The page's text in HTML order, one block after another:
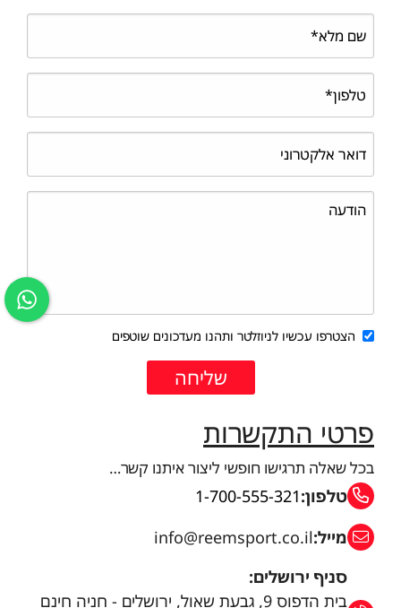
הצטרפו עכשיו לניוזלטר ותהנו מעדכונים שוטפים
פרטי התקשרות
בכל שאלה תרגישו חופשי ליצור איתנו קשר…
טלפון:1-700-555-321
מייל:info@reemsport.co.il
סניף ירושלים:
בית הדפוס 9, גבעת שאול, ירושלים - חניה חינם